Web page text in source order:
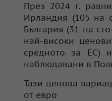
През 2024 г.
Ирландия (105 на
България (31 на
най-високи
средното за ЕС)
наблюдавани в
Тази ценова
от евро